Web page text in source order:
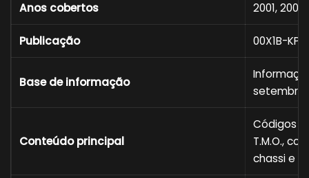
Anos cobertos 2001,
Publicação 00X1B-
Base de informação
setembro
Conteúdo principal
Códigos
T.M.O.,
chassi e